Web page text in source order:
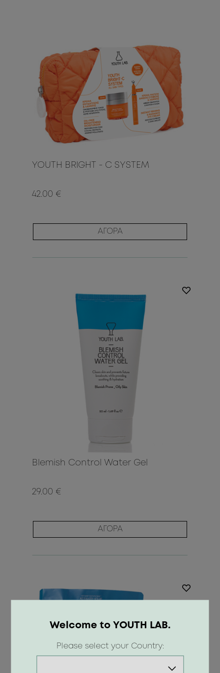
YOUTH BRIGHT - C SYSTEM
42.00 €
ΑΓΟΡΑ
Blemish Control Water Gel
29.00 €
ΑΓΟΡΑ
Welcome to YOUTH LAB.
Please select your Country: